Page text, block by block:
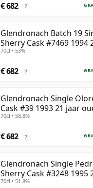
€ 682 ?
Glendronach Batch 19
Sherry Cask #7469 1994
70cl • 53%
€ 682 ?
Glendronach Single
Cask #39 1993 21 jaar
70cl • 58.8%
€ 682 ?
Glendronach Single
Sherry Cask #3248 1995
70cl • 51.8%